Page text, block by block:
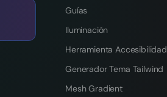
Guías
Iluminación
Herramienta Accesibilidad
Generador Tema Tailwind
Mesh Gradient